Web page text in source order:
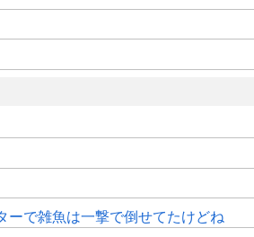
で雑魚は一撃で倒せてたけどね